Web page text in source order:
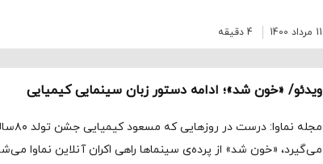
11 مرداد 1400 4 دقیقه
ویدئو/ «خون شد»؛ ادامه دستور زبان سینمایی کیمیایی
مجله نماوا:
می‌گیرد، «خون شد» از پرده‌ی سینماها راهی اکران آنلاین نماوا